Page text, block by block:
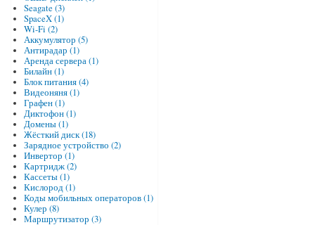
Seagate (3)
SpaceX (1)
Wi-Fi (2)
Аккумулятор (5)
Антирадар (1)
Аренда сервера (1)
Билайн (1)
Блок питания (4)
Видеоняня (1)
Графен (1)
Диктофон (1)
Домены (1)
Жёсткий диск (18)
Зарядное устройство (2)
Инвертор (1)
Картридж (2)
Кассеты (1)
Кислород (1)
Коды мобильных операторов (1)
Кулер (8)
Маршрутизатор (3)